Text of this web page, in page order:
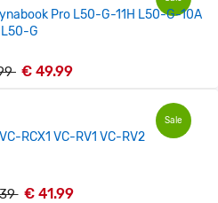
Pro L50-G-11H L50-G-10A
L50-G
€ 49.99
Sale
RCX1 VC-RV1 VC-RV2
€ 41.99